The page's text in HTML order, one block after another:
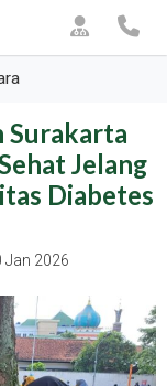
Surakarta
Jelang
Diabetes
Jan 2026